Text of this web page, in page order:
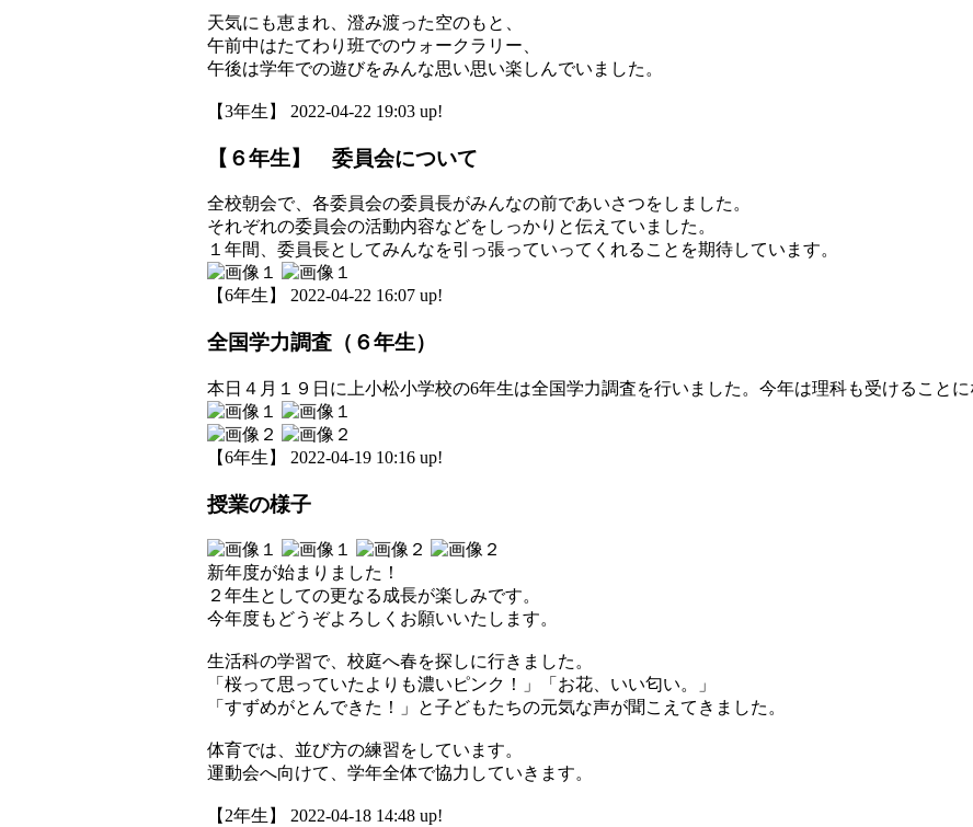
天気にも恵まれ、澄み渡った空のもと、
午前中はたてわり班でのウォークラリー、
午後は学年での遊びをみんな思い思い楽しんでいました。
【3年生】 2022-04-22 19:03 up!
【６年生】 委員会について
全校朝会で、各委員会の委員長がみんなの前であいさつをしました。
それぞれの委員会の活動内容などをしっかりと伝えていました。
１年間、委員長としてみんなを引っ張っていってくれることを期待しています。
【6年生】 2022-04-22 16:07 up!
全国学力調査（６年生）
本日４月１９日に上小松小学校の6年生は全国学力調査を行いました。今年は理科も受けることに
【6年生】 2022-04-19 10:16 up!
授業の様子
新年度が始まりました！
２年生としての更なる成長が楽しみです。
今年度もどうぞよろしくお願いいたします。
生活科の学習で、校庭へ春を探しに行きました。
「桜って思っていたよりも濃いピンク！」「お花、いい匂い。」
「すずめがとんできた！」と子どもたちの元気な声が聞こえてきました。
体育では、並び方の練習をしています。
運動会へ向けて、学年全体で協力していきます。
【2年生】 2022-04-18 14:48 up!